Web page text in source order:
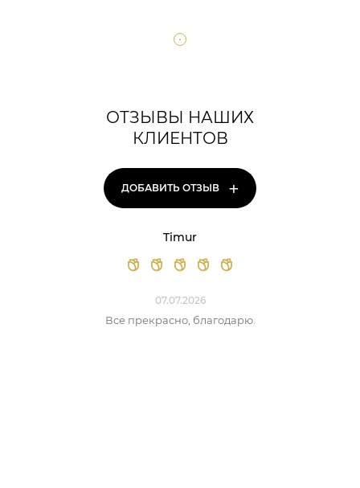
ОТЗЫВЫ НАШИХ
КЛИЕНТОВ
ДОБАВИТЬ ОТЗЫВ +
Timur
07.07.2026
Все прекрасно, благодарю.